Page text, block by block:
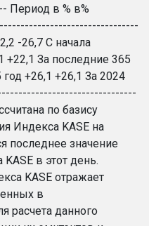
Период в % в%
-26,7 C начала
+22,1 За последние 365
+26,1 +26,1 За 2024
по базису
Индекса KASE на
последнее значение
в этот день.
KASE отражает
в
расчета данного